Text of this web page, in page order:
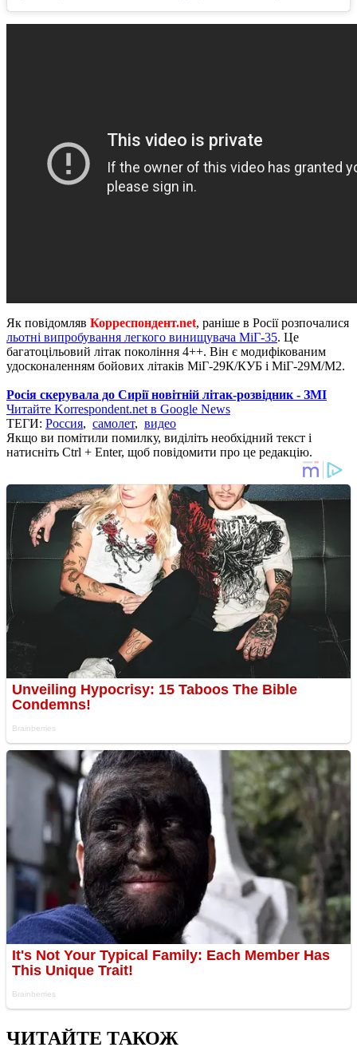
Як повідомляв Корреспондент.net, раніше в Росії розпочалися
льотні випробування легкого винищувача МіГ-35. Це
багатоцільовий літак покоління 4++. Він є модифікованим
удосконаленням бойових літаків МіГ-29К/КУБ і МіГ-29М/М2.
Росія скерувала до Сирії новітній літак-розвідник - ЗМІ
Читайте Korrespondent.net в Google News
ТЕГИ: Россия, самолет, видео
Якщо ви помітили помилку, виділіть необхідний текст і
натисніть Ctrl + Enter, щоб повідомити про це редакцію.
ЧИТАЙТЕ ТАКОЖ